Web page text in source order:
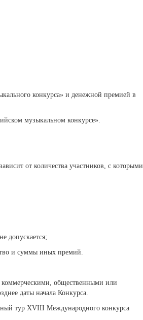
конкурса» и денежной премией в
музыкальном конкурсе».
от количества участников, с которыми
допускается;
и суммы иных премий.
общественными или
даты начала Конкурса.
тур XVIII Международного конкурса